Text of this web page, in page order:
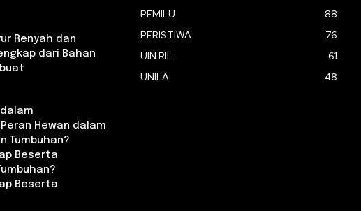
Renyah dan
dari Bahan
Hewan dalam
Tumbuhan?
Beserta
Beserta
PEMILU
88
PERISTIWA
76
UIN RIL
61
UNILA
48